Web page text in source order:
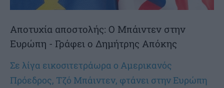
Αποτυχία αποστολής: Ο Μπάιντεν στην
Ευρώπη - Γράφει ο Δημήτρης Απόκης
Σε λίγα εικοσιτετράωρα ο Αμερικανός
Πρόεδρος, Τζό Μπάιντεν, φτάνει στην Ευρώπη